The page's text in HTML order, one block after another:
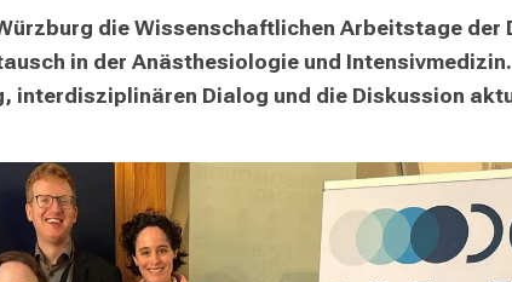
die Wissenschaftlichen Arbeitstage
in der Anästhesiologie und
interdisziplinären Dialog und die Diskussion